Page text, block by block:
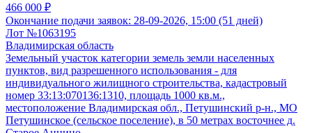
466 000 ₽
Окончание подачи заявок: 28-09-2026, 15:00 (51 дней)
Лот №1063195
Владимирская область
Земельный участок категории земель земли населенных
пунктов, вид разрешенного использования - для
индивидуального жилищного строительства, кадастровый
номер 33:13:070136:1310, площадь 1000 кв.м.,
местоположение Владимирская обл., Петушинский р-н., МО
Петушинское (сельское поселение), в 50 метрах восточнее д.